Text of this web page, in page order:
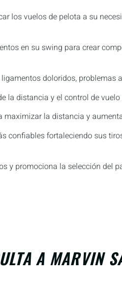
los vuelos de pelota a su
en su swing para crear
doloridos, problemas
distancia y el control de
la distancia y
confiables fortaleciendo sus
y promociona la selección del
A MARVIN